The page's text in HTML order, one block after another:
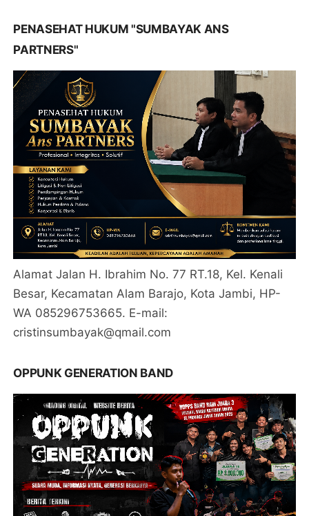
PENASEHAT HUKUM "SUMBAYAK ANS
PARTNERS"
Alamat Jalan H. Ibrahim No. 77 RT.18, Kel. Kenali
Besar, Kecamatan Alam Barajo, Kota Jambi, HP-
WA 085296753665. E-mail:
cristinsumbayak@qmail.com
OPPUNK GENERATION BAND